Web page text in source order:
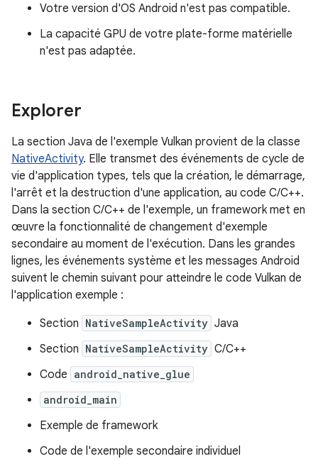
Votre version d'OS Android n'est pas compatible.
La capacité GPU de votre plate-forme matérielle
n'est pas adaptée.
Explorer
La section Java de l'exemple Vulkan provient de la classe
NativeActivity. Elle transmet des événements de cycle de
vie d'application types, tels que la création, le démarrage,
l'arrêt et la destruction d'une application, au code C/C++.
Dans la section C/C++ de l'exemple, un framework met en
œuvre la fonctionnalité de changement d'exemple
secondaire au moment de l'exécution. Dans les grandes
lignes, les événements système et les messages Android
suivent le chemin suivant pour atteindre le code Vulkan de
l'application exemple :
Section NativeSampleActivity Java
Section NativeSampleActivity C/C++
Code android_native_glue
android_main
Exemple de framework
Code de l'exemple secondaire individuel